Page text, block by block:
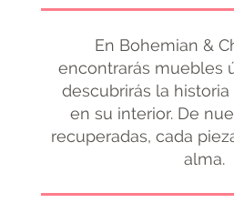
En Bohemian &
encontrarás muebles
descubrirás la
en su interior. De
recuperadas, cada
alma.